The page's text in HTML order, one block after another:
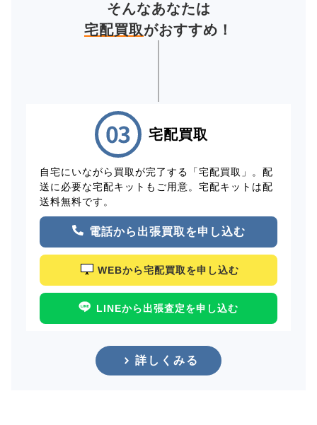
そんなあなたは
宅配買取がおすすめ！
宅配買取
自宅にいながら買取が完了する「宅配買取」。配
送に必要な宅配キットもご用意。宅配キットは配
送料無料です。
電話から出張買取を申し込む
WEBから宅配買取を申し込む
LINEから出張査定を申し込む
詳しくみる